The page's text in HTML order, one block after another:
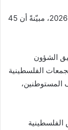
وأوضحت، أن أكثر من الفين منهم نزحوا منذ يناير 2026، مبيّنةً أن 45
الشؤون
الفلسطينية
المستوطنين،
الفلسطينية